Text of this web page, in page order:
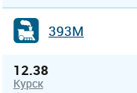
393М
12.38
Курск